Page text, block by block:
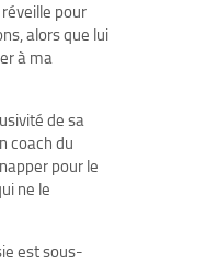
pour
alors que lui
à ma
de sa
coach du
pour le
ne le
est sous-